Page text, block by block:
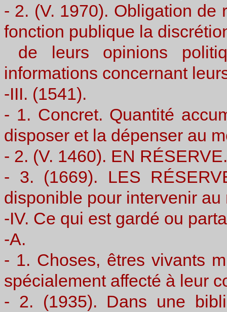
- 2. (V. 1970). Obligation de
fonction publique la
de leurs opinions
informations concernant
-III. (1541).
- 1. Concret. Quantité
disposer et la dépenser au
- 2. (V. 1460). EN RÉSERVE.
- 3. (1669). LES
disponible pour intervenir au
-IV. Ce qui est gardé ou
-A.
- 1. Choses, êtres vivants
spécialement affecté à leur
- 2. (1935). Dans une